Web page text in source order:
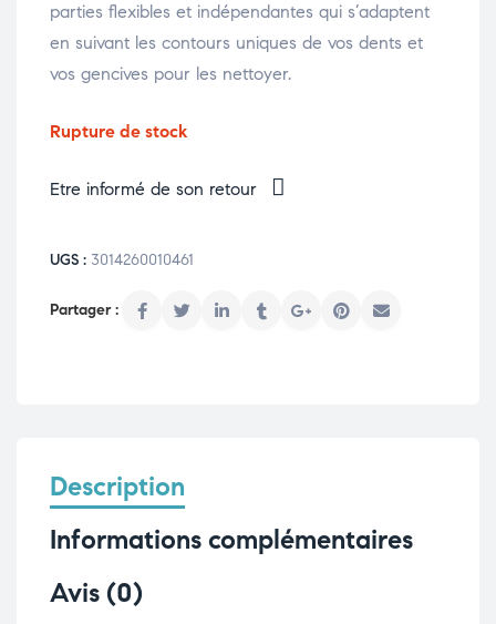
parties flexibles et indépendantes qui s’adaptent
en suivant les contours uniques de vos dents et
vos gencives pour les nettoyer.
Rupture de stock
Etre informé de son retour
UGS : 3014260010461
Description
Informations complémentaires
Avis (0)